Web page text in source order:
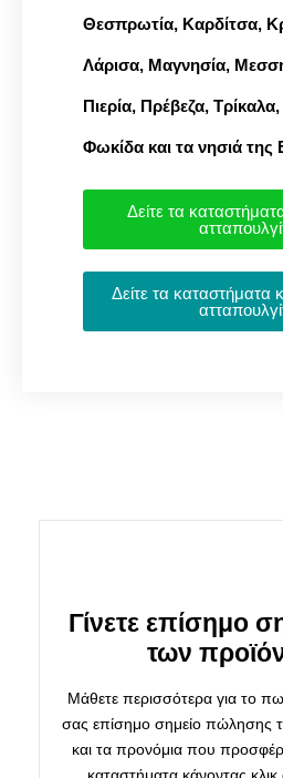
Θεσπρωτία, Καρδίτσα,
Λάρισα, Μαγνησία,
Πιερία, Πρέβεζα,
Φωκίδα και τα νησιά της
Δείτε τα
Δείτε τα καταστήματα
Γίνετε επίσημο
των
Μάθετε περισσότερα για το
σας επίσημο σημείο πώλησης
και τα προνόμια που